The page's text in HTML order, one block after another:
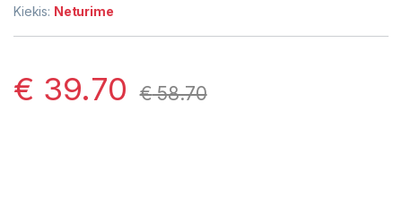
Kiekis: Neturime
€ 39.70 €58.70